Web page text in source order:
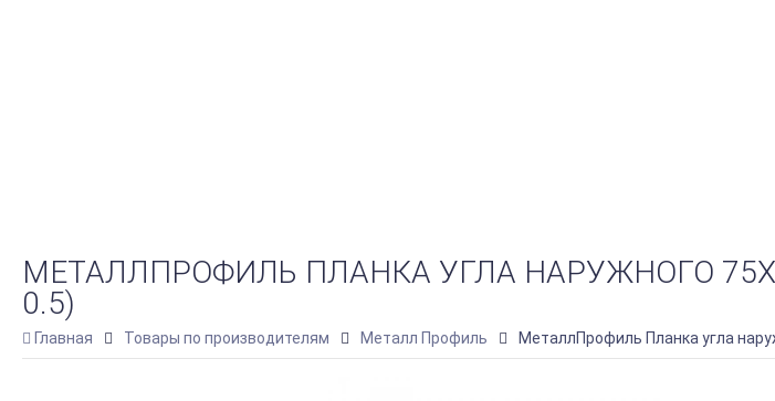
МЕТАЛЛПРОФИЛЬ ПЛАНКА УГЛА НАРУЖНОГО
0.5)
Главная Товары по производителям Металл Профиль МеталлПрофиль Планка угла